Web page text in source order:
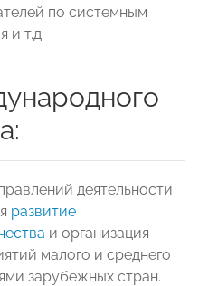
по системным
и т.д.
деятельности
развитие
и организация
малого и среднего
зарубежных стран.